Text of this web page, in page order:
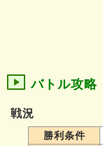
バトル攻略
戦況
勝利条件